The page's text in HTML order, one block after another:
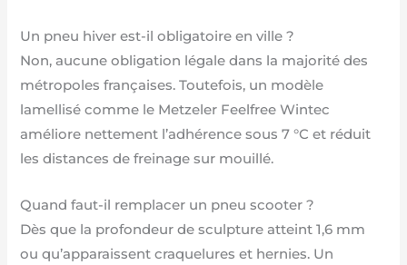
Un pneu hiver est-il obligatoire en ville ?
Non, aucune obligation légale dans la majorité des
métropoles françaises. Toutefois, un modèle
lamellisé comme le Metzeler Feelfree Wintec
améliore nettement l’adhérence sous 7 °C et réduit
les distances de freinage sur mouillé.
Quand faut-il remplacer un pneu scooter ?
Dès que la profondeur de sculpture atteint 1,6 mm
ou qu’apparaissent craquelures et hernies. Un